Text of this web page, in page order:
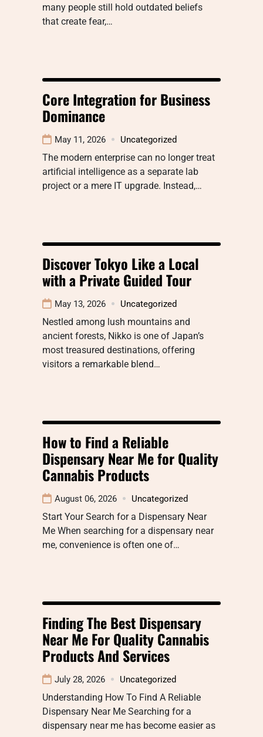
many people still hold outdated beliefs
that create fear,…
Core Integration for Business
Dominance
May 11, 2026 Uncategorized
The modern enterprise can no longer treat
artificial intelligence as a separate lab
project or a mere IT upgrade. Instead,…
Discover Tokyo Like a Local
with a Private Guided Tour
May 13, 2026 Uncategorized
Nestled among lush mountains and
ancient forests, Nikko is one of Japan’s
most treasured destinations, offering
visitors a remarkable blend…
How to Find a Reliable
Dispensary Near Me for Quality
Cannabis Products
August 06, 2026 Uncategorized
Start Your Search for a Dispensary Near
Me When searching for a dispensary near
me, convenience is often one of…
Finding The Best Dispensary
Near Me For Quality Cannabis
Products And Services
July 28, 2026 Uncategorized
Understanding How To Find A Reliable
Dispensary Near Me Searching for a
dispensary near me has become easier as